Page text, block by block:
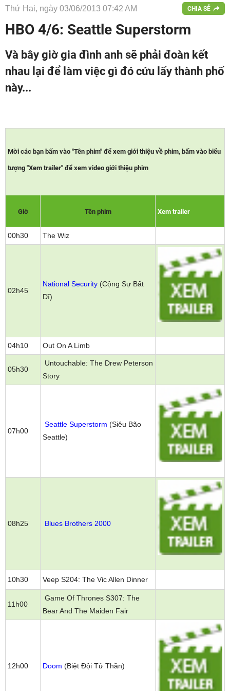
Thứ Hai, ngày 03/06/2013 07:42 AM CHIA SẺ
HBO 4/6: Seattle Superstorm
Và bây giờ gia đình anh sẽ phải đoàn kết
nhau lại để làm việc gì đó cứu lấy thành phố
này...
Mời các bạn bấm vào "Tên phim" để xem giới thiệu về phim, bấm vào biểu
tượng "Xem trailer" để xem video giới thiệu phim
Giờ Tên phim Xem trailer
00h30 The Wiz
02h45
National Security (Cộng Sự Bất
Dĩ)
04h10 Out On A Limb
05h30
Untouchable: The Drew Peterson
Story
07h00
Seattle Superstorm (Siêu Bão
Seattle)
08h25 Blues Brothers 2000
10h30 Veep S204: The Vic Allen Dinner
11h00
Game Of Thrones S307: The
Bear And The Maiden Fair
12h00 Doom (Biệt Đội Tử Thần)